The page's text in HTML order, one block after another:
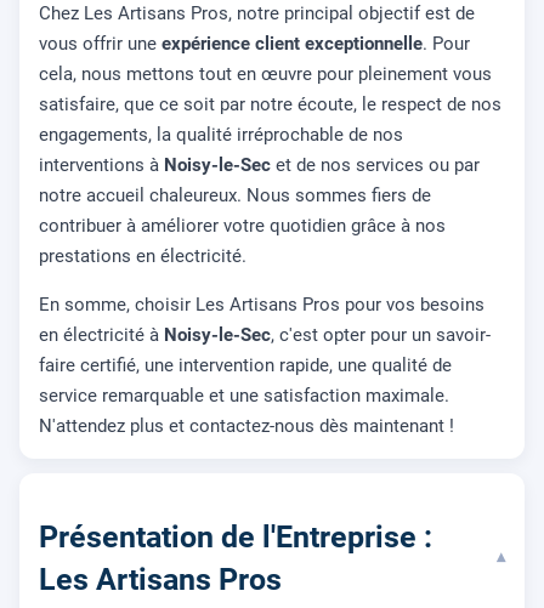
Chez Les Artisans Pros, notre principal objectif est de
vous offrir une expérience client exceptionnelle. Pour
cela, nous mettons tout en œuvre pour pleinement vous
satisfaire, que ce soit par notre écoute, le respect de nos
engagements, la qualité irréprochable de nos
interventions à Noisy-le-Sec et de nos services ou par
notre accueil chaleureux. Nous sommes fiers de
contribuer à améliorer votre quotidien grâce à nos
prestations en électricité.
En somme, choisir Les Artisans Pros pour vos besoins
en électricité à Noisy-le-Sec, c'est opter pour un savoir-
faire certifié, une intervention rapide, une qualité de
service remarquable et une satisfaction maximale.
N'attendez plus et contactez-nous dès maintenant !
Présentation de l'Entreprise :
Les Artisans Pros
▾